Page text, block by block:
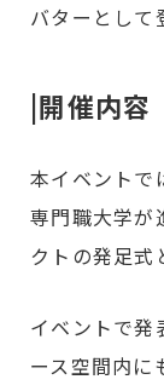
バターとして
|開催内容
本イベントで
専門職大学が
クトの発足式
イベントで発
ース空間内に